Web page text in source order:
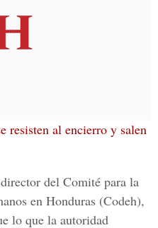
resisten al encierro y salen
del Comité para la
en Honduras (Codeh),
lo que la autoridad